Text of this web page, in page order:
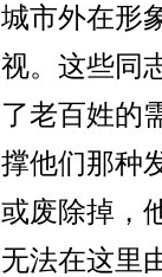
城市外在形
视。这些同
了老百姓的
撑他们那种
或废除掉，
无法在这里